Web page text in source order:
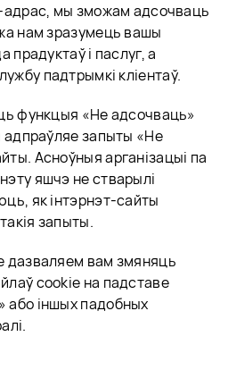
адрас, мы зможам адсочваць
нам зразумець вашы
прадуктаў і паслуг, а
падтрымкі кліентаў.
функцыя «Не адсочваць»
адпраўляе запыты «Не
Асноўныя арганізацыі па
яшчэ не стварылі
як інтэрнэт-сайты
запыты.
дазваляем вам змяняць
cookie на падставе
або іншых падобных